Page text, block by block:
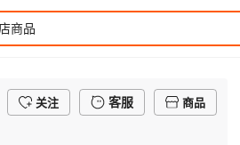
关注 客服
商品